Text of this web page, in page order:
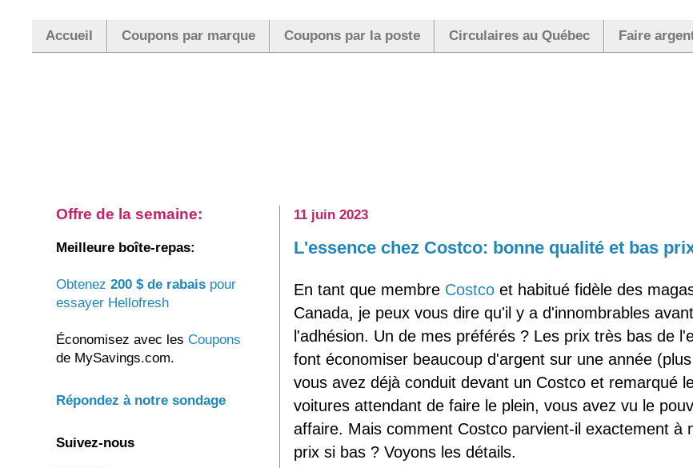
Accueil Coupons par marque Coupons par la poste Circulaires au Québec Faire
11 juin 2023
L'essence chez Costco: bonne qualité et bas
En tant que membre Costco et habitué fidèle des
Canada, je peux vous dire qu'il y a d'innombrables
l'adhésion. Un de mes préférés ? Les prix très bas de
font économiser beaucoup d'argent sur une année
vous avez déjà conduit devant un Costco et remarqué
voitures attendant de faire le plein, vous avez vu le
affaire. Mais comment Costco parvient-il exactement à
prix si bas ? Voyons les détails.
Offre de la semaine:
Meilleure boîte-repas:
Obtenez 200 $ de rabais pour
essayer Hellofresh
Économisez avec les Coupons
de MySavings.com.
Répondez à notre sondage
Suivez-nous